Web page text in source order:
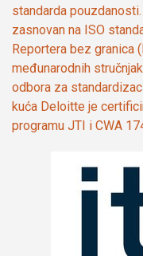
standarda
zasnovan na ISO
Reportera bez granica
međunarodnih
odbora za
kuća Deloitte je
programu JTI i CWA